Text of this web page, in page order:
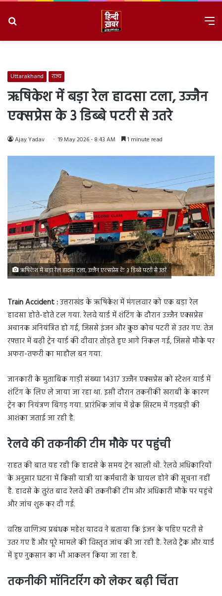
Uttarakhand राज्य
ऋषिकेश में बड़ा रेल हादसा टला, उज्जैन
एक्सप्रेस के 3 डिब्बे पटरी से उतरे
Ajay Yadav 19 May 2026 - 8:43 AM 1 minute read
ऋषिकेश में बड़ा रेल हादसा टला, उज्जैन एक्सप्रेस के 3 डिब्बे पटरी से उतरे
Train Accident :उत्तराखंड के ऋषिकेश में मंगलवार को एक बड़ा रेल
हादसा होते-होते टल गया. रेलवे यार्ड में शंटिंग के दौरान उज्जैन एक्सप्रेस
अचानक अनियंत्रित हो गई, जिससे इंजन और कुछ कोच पटरी से उतर गए. तेज
रफ्तार में बढ़ी ट्रेन यार्ड की दीवार तोड़ते हुए आगे निकल गई, जिससे मौके पर
अफरा-तफरी का माहौल बन गया.
जानकारी के मुताबिक गाड़ी संख्या 14317 उज्जैन एक्सप्रेस को स्टेशन यार्ड में
शंटिंग के लिए ले जाया जा रहा था. इसी दौरान तकनीकी खराबी के कारण
ट्रेन का नियंत्रण बिगड़ गया. प्रारंभिक जांच में ब्रेक सिस्टम में गड़बड़ी की
आशंका जताई जा रही है.
रेलवे की तकनीकी टीम मौके पर पहुंची
राहत की बात यह रही कि हादसे के समय ट्रेन खाली थी. रेलवे अधिकारियों
के अनुसार घटना में किसी यात्री या कर्मचारी के घायल होने की सूचना नहीं
है. हादसे के तुरंत बाद रेलवे की तकनीकी टीम और अधिकारी मौके पर पहुंचे
और जांच शुरू कर दी गई.
वरिष्ठ वाणिज्य प्रबंधक महेश यादव ने बताया कि इंजन के पहिए पटरी से
उतर गए हैं और पूरे मामले की विस्तृत जांच की जा रही है. रेलवे ट्रैक और यार्ड
में हुए नुकसान का भी आकलन किया जा रहा है.
तकनीकी मॉनिटरिंग को लेकर बढ़ी चिंता